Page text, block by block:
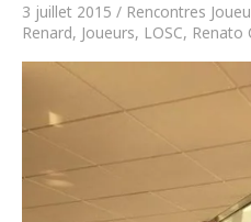
3 juillet 2015 / Rencontres
Renard, Joueurs, LOSC, Renato